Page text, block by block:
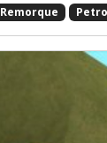
Remorque